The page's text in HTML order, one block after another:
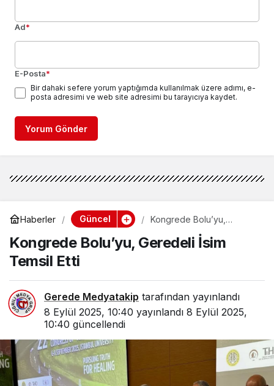
Ad*
E-Posta*
Bir dahaki sefere yorum yaptığımda kullanılmak üzere adımı, e-
posta adresimi ve web site adresimi bu tarayıcıya kaydet.
Yorum Gönder
Haberler Güncel
Kongrede Bolu’yu,
Kongrede Bolu’yu, Geredeli İsim
Temsil Etti
Gerede Medyatakip tarafından yayınlandı
8 Eylül 2025, 10:40 yayınlandı 8 Eylül 2025,
10:40 güncellendi